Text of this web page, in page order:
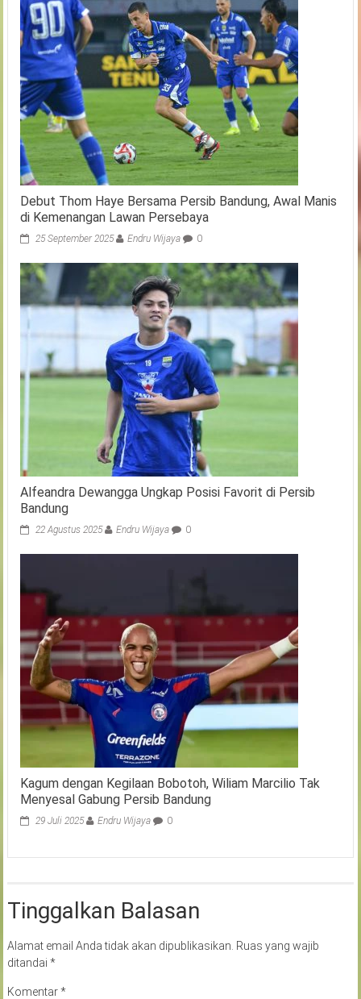
Debut Thom Haye Bersama Persib Bandung, Awal Manis
di Kemenangan Lawan Persebaya
25 September 2025 Endru Wijaya 0
Alfeandra Dewangga Ungkap Posisi Favorit di Persib
Bandung
22 Agustus 2025 Endru Wijaya 0
Kagum dengan Kegilaan Bobotoh, Wiliam Marcilio Tak
Menyesal Gabung Persib Bandung
29 Juli 2025 Endru Wijaya 0
Tinggalkan Balasan
Alamat email Anda tidak akan dipublikasikan. Ruas yang wajib
ditandai *
Komentar*